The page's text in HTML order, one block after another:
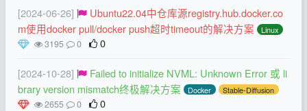
[2024-06-26]
Ubuntu22.04中仓库源registry.hub.docker.co
m使用docker pull/docker push超时timeout的解决方案
Linux
3195 0 0
[2024-10-28]
Failed to initialize NVML: Unknown Error 或 li
brary version mismatch终极解决方案
Docker Stable-Diffusion
2655 0 0